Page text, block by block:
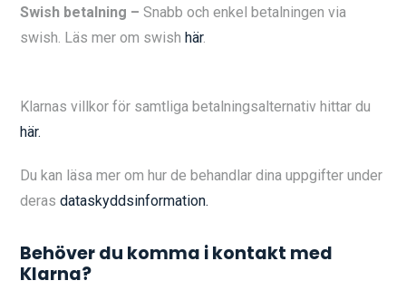
Swish betalning –Snabb och enkel betalningen via
swish. Läs mer om swishhär.
Klarnas villkor för samtliga betalningsalternativ hittar du
här.
Du kan läsa mer om hur de behandlar dina uppgifter under
derasdataskyddsinformation.
Behöver du komma i kontakt med
Klarna?